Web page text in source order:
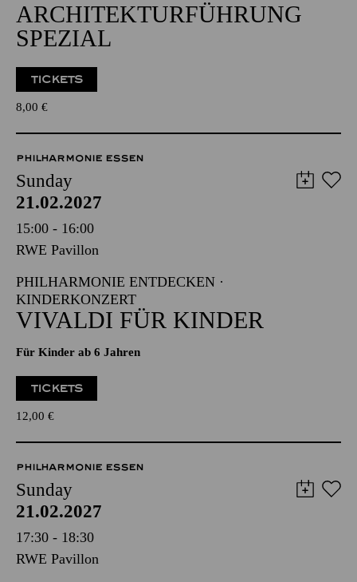
ARCHITEKTURFÜHRUNG
SPEZIAL
TICKETS
8,00 €
PHILHARMONIE ESSEN
Sunday
21.02.2027
15:00 - 16:00
RWE Pavillon
PHILHARMONIE ENTDECKEN ·
KINDERKONZERT
VIVALDI FÜR KINDER
Für Kinder ab 6 Jahren
TICKETS
12,00 €
PHILHARMONIE ESSEN
Sunday
21.02.2027
17:30 - 18:30
RWE Pavillon